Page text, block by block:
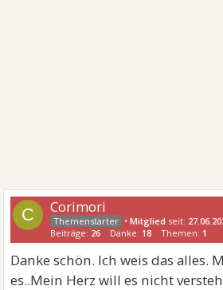
C Corimori
•Mitglied seit:
Beiträge: 26 Danke: 18 Themen: 1
Danke schön. Ich weis das alles.
es..Mein Herz will es nicht